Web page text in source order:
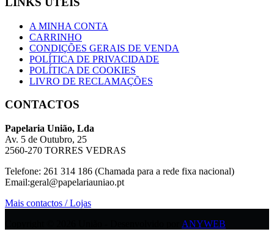
A MINHA CONTA
CARRINHO
CONDIÇÕES GERAIS DE VENDA
POLÍTICA DE PRIVACIDADE
POLÍTICA DE COOKIES
LIVRO DE RECLAMAÇÕES
CONTACTOS
Papelaria União, Lda
Av. 5 de Outubro, 25
2560-270 TORRES VEDRAS
Telefone: 261 314 186 (Chamada para a rede fixa nacional)
Email:geral@papelariauniao.pt
Mais contactos / Lojas
ANYWEB